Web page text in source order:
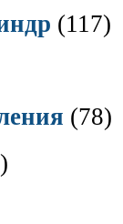
(117)
(78)